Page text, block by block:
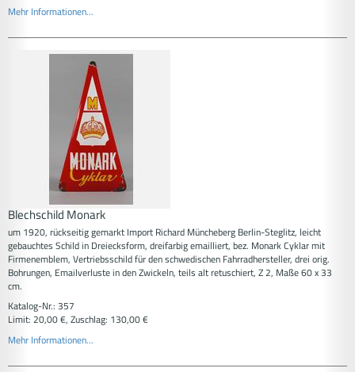
Mehr Informationen...
Blechschild Monark
um 1920, rückseitig gemarkt Import Richard Müncheberg Berlin-Steglitz, leicht
gebauchtes Schild in Dreiecksform, dreifarbig emailliert, bez. Monark Cyklar mit
Firmenemblem, Vertriebsschild für den schwedischen Fahrradhersteller, drei orig.
Bohrungen, Emailverluste in den Zwickeln, teils alt retuschiert, Z 2, Maße 60 x 33
cm.
Katalog-Nr.: 357
Limit: 20,00 €, Zuschlag: 130,00 €
Mehr Informationen...